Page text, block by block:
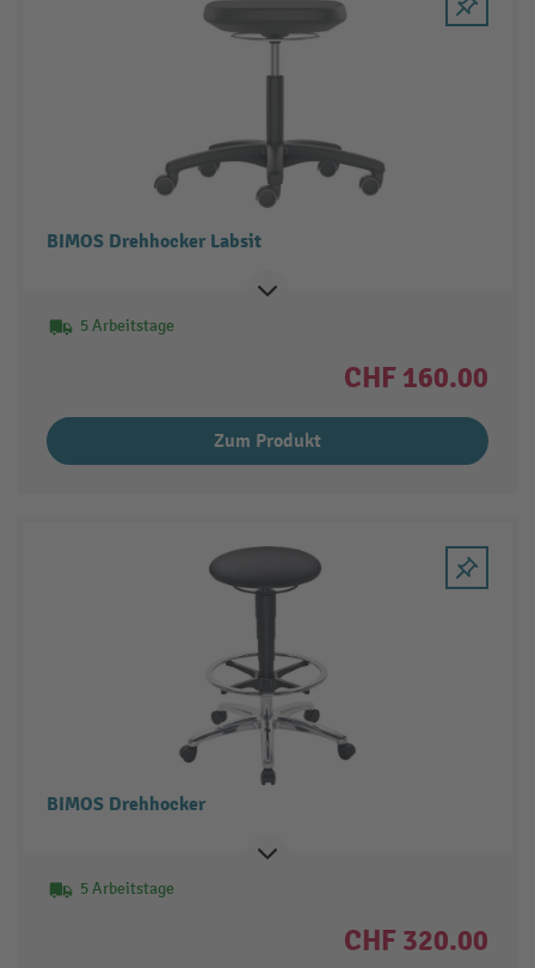
BIMOS Drehhocker Labsit
5 Arbeitstage
CHF 160.00
Zum Produkt
BIMOS Drehhocker
5 Arbeitstage
CHF 320.00